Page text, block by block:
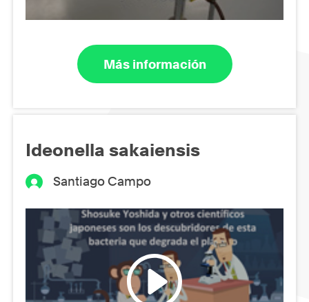
Más información
Ideonella sakaiensis
Santiago Campo